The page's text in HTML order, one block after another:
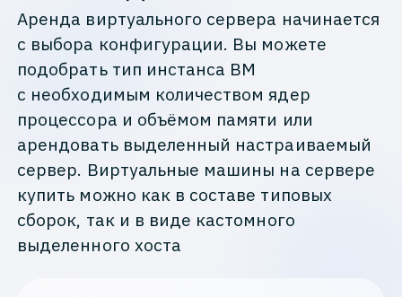
Аренда виртуального сервера начинается
с выбора конфигурации. Вы можете
подобрать тип инстанса ВМ
с необходимым количеством ядер
процессора и объёмом памяти или
арендовать выделенный настраиваемый
сервер. Виртуальные машины на сервере
купить можно как в составе типовых
сборок, так и в виде кастомного
выделенного хоста